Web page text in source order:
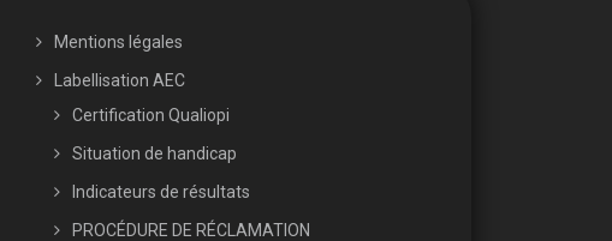
Mentions légales
Labellisation AEC
Certification Qualiopi
Situation de handicap
Indicateurs de résultats
PROCÉDURE DE RÉCLAMATION